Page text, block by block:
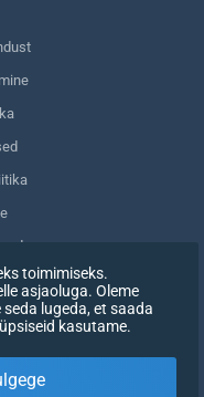
toimimiseks.
asjaoluga. Oleme
seda lugeda, et saada
kasutame.